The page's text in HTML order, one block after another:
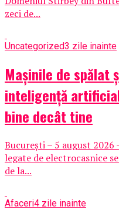
zeci de...
Uncategorized3 zile inainte
Mașinile de spălat
inteligență
bine decât tine
București – 5 august
legate de electrocasnice
de la...
Afaceri4 zile inainte